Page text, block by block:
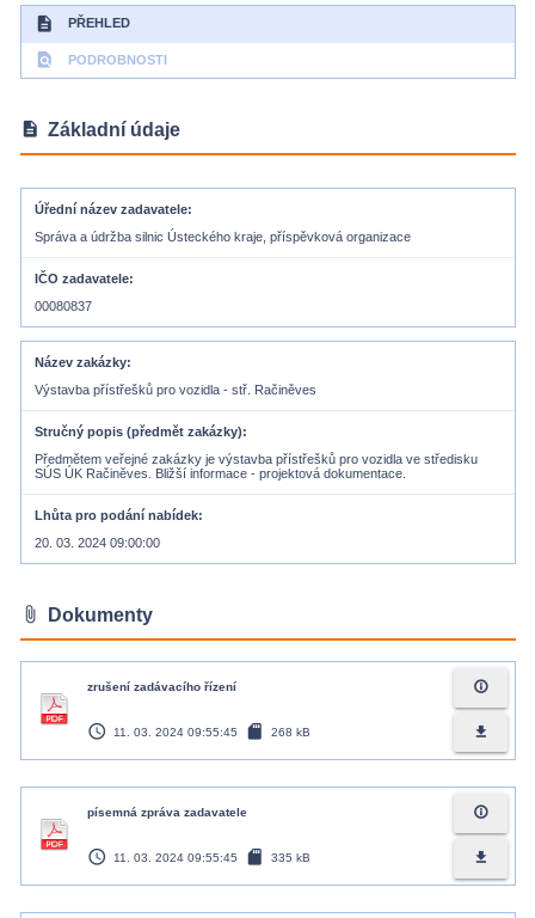
description PŘEHLED
find_in_page PODROBNOSTI
description Základní údaje
Úřední název zadavatele
Správa a údržba silnic Ústeckého kraje, příspěvková organizace
IČO zadavatele
00080837
Název zakázky
Výstavba přístřešků pro vozidla - stř. Račiněves
Stručný popis (předmět zakázky)
Předmětem veřejné zakázky je výstavba přístřešků pro vozidla ve středisku
SÚS ÚK Račiněves. Bližší informace - projektová dokumentace.
Lhůta pro podání nabídek
20. 03. 2024 09:00:00
attach_file Dokumenty
zrušení zadávacího řízení
access_time 11. 03. 2024 09:55:45 sd_card 268 kB
info_outline
file_download
písemná zpráva zadavatele
access_time 11. 03. 2024 09:55:45 sd_card 335 kB
info_outline
file_download